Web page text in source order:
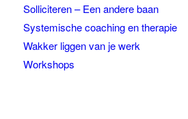
Solliciteren – Een andere baan
Systemische coaching en therapie
Wakker liggen van je werk
Workshops